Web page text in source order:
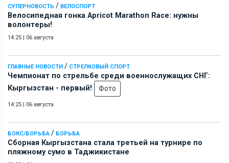
СУПЕРНОВОСТЬ / ВЕЛОСПОРТ
Велосипедная гонка Apricot Marathon Race: нужны
волонтеры!
14:25 06 августа
ГЛАВНЫЕ НОВОСТИ / СТРЕЛКОВЫЙ СПОРТ
Чемпионат по стрельбе среди военнослужащих СНГ:
Кыргызстан - первый!
Фото
14:25 06 августа
БОКС/БОРЬБА / БОРЬБА
Сборная Кыргызстана стала третьей на турнире по
пляжному сумо в Таджикистане